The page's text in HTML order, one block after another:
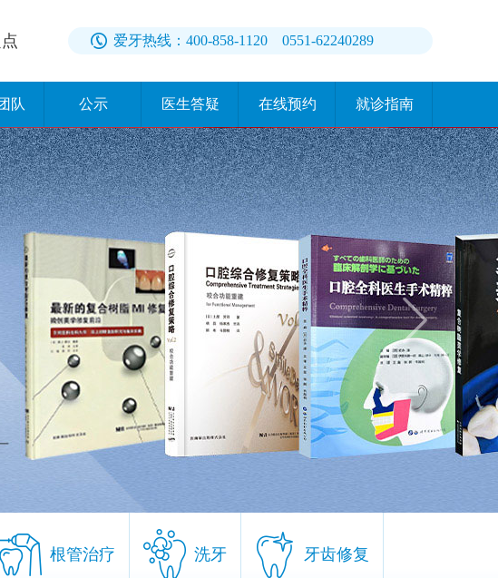
爱牙热线：400-858-1120 0551-62240289
队 公示 医生答疑 在线预约 就诊指南
根管治疗 洗牙 牙齿修复